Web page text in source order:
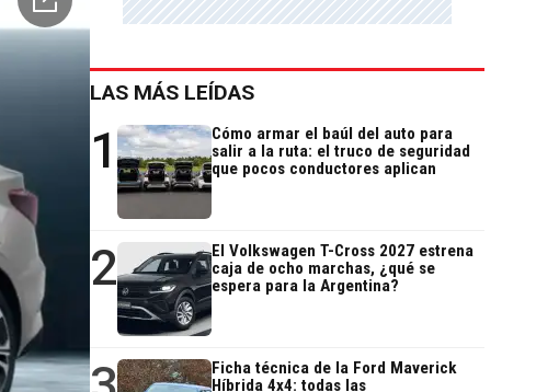
LAS MÁS LEÍDAS
1
Cómo armar el baúl del auto para
salir a la ruta: el truco de seguridad
que pocos conductores aplican
2
El Volkswagen T-Cross 2027 estrena
caja de ocho marchas, ¿qué se
espera para la Argentina?
Ficha técnica de la Ford Maverick
Híbrida 4x4: todas las